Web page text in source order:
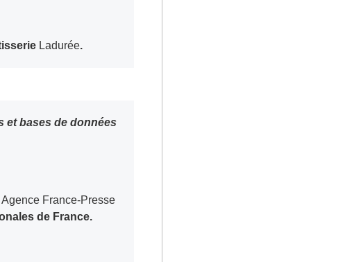
Ladurée.
Agence France-Presse
de France.